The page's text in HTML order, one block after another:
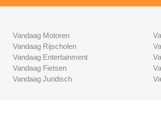
Vandaag Motoren
Vandaag Rijscholen
Vandaag Entertainment
Vandaag Fietsen
Vandaag Juridisch